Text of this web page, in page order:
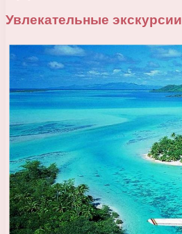
Увлекательные экскурсии